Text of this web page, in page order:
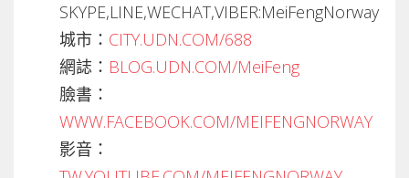
SKYPE,LINE,WECHAT,VIBER:MeiFengNorway
城市： CITY.UDN.COM/688
網誌： BLOG.UDN.COM/MeiFeng
臉書：
WWW.FACEBOOK.COM/MEIFENGNORWAY
影音：